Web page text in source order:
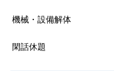
機械・設備解体
閑話休題